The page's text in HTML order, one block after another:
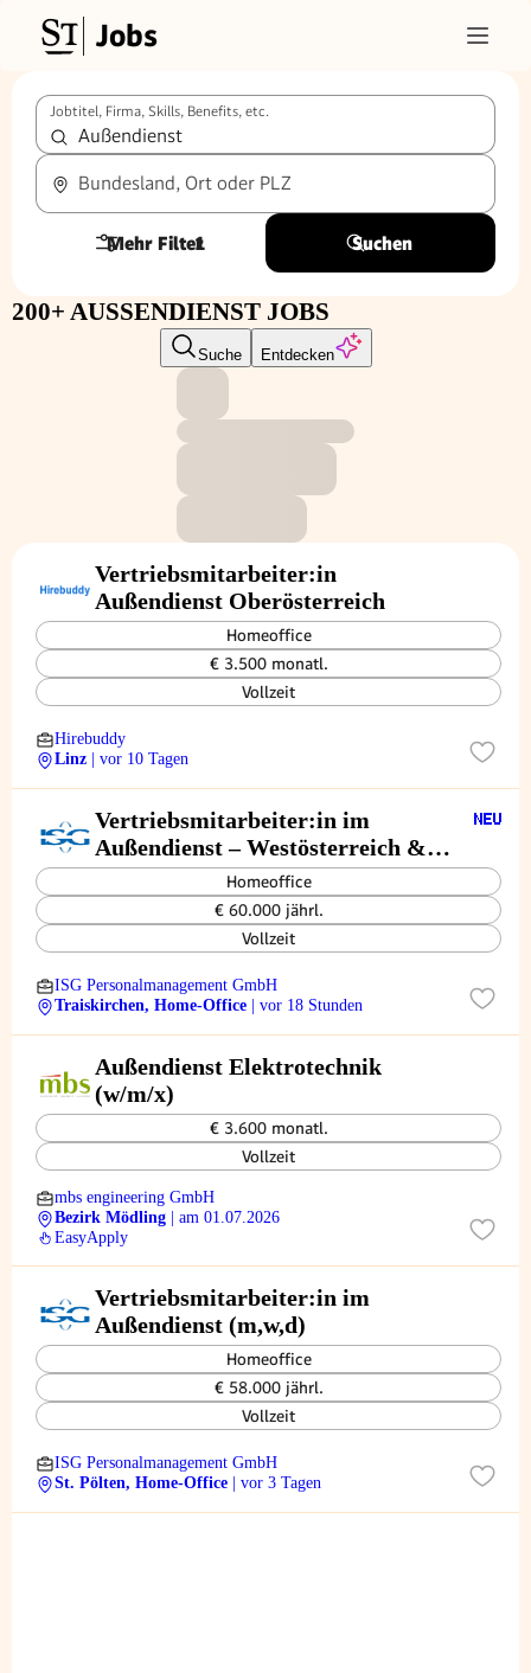
Jobs
Jobtitel, Firma, Skills, Benefits, etc.
Bundesland, Ort oder PLZ
Mehr Filter
1 Suchen
200+ AUSSENDIENST JOBS
Suche Entdecken
Vertriebsmitarbeiter:in
Außendienst Oberösterreich
Homeoffice
€ 3.500 monatl.
Vollzeit
Hirebuddy
Linz
| vor 10 Tagen
Vertriebsmitarbeiter:in im
Außendienst – Westösterreich &
SüddeutschlandHomeoffice
€ 60.000 jährl.
Vollzeit
ISG Personalmanagement GmbH
Traiskirchen, Home-Office
| vor 18 Stunden
Außendienst Elektrotechnik
(w/m/x)
€ 3.600 monatl.
Vollzeit
mbs engineering GmbH
Bezirk Mödling
| am 01.07.2026
EasyApply
Vertriebsmitarbeiter:in im
Außendienst (m,w,d)
Homeoffice
€ 58.000 jährl.
Vollzeit
ISG Personalmanagement GmbH
St. Pölten, Home-Office
| vor 3 Tagen